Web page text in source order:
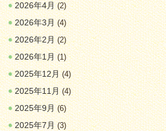
2026年4月(2)
2026年3月(4)
2026年2月(2)
2026年1月(1)
2025年12月(4)
2025年11月(4)
2025年9月(6)
2025年7月(3)